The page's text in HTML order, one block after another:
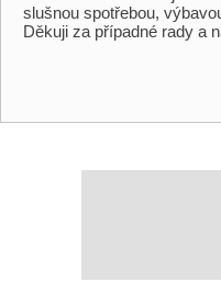
slušnou spotřebou,
Děkuji za případné rady a